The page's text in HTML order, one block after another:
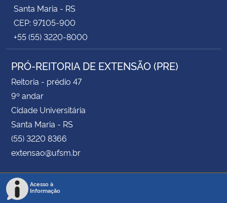
Santa Maria - RS
CEP: 97105-900
+55 (55) 3220-8000
PRÓ-REITORIA DE EXTENSÃO (PRE)
Reitoria - prédio 47
9º andar
Cidade Universitária
Santa Maria - RS
(55) 3220 8366
extensao@ufsm.br
Acesso à
Informação